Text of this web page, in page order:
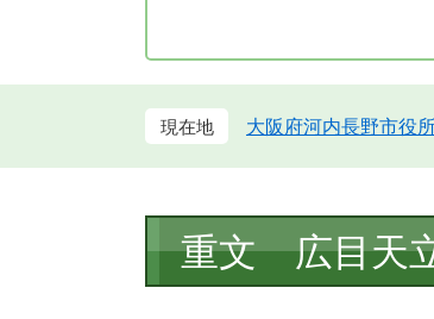
検
大阪府河内長野市役
文
重文 広目天